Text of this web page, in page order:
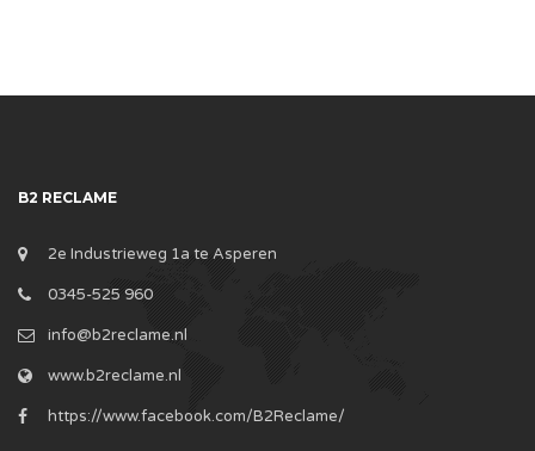
B2 RECLAME
2e Industrieweg 1a te Asperen
0345-525 960
info@b2reclame.nl
www.b2reclame.nl
https://www.facebook.com/B2Reclame/